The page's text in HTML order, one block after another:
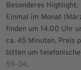
Besonderes Highlight:
Einmal im Monat
finden um 14.00 Uhr
ca. 45 Minuten. Preis
bitten um
59-34.